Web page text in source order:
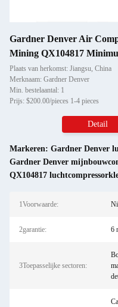
Gardner Denver Air
Mining QX104817
Plaats van herkomst: Jiangsu, China
Merknaam: Gardner Denver
Min. bestelaantal: 1
Prijs: $200.00/pieces 1-4 pieces
Detail
Markeren: Gardner Denver
Gardner Denver
QX104817
1Voorwaarde:
2garantie: 6
3Toepasselijke sectoren: